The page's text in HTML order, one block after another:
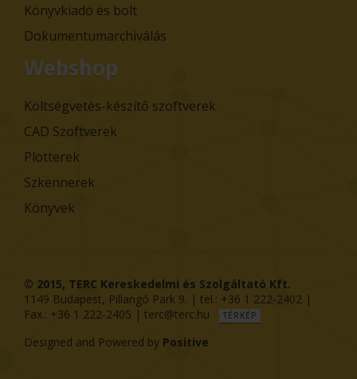
Könyvkiadó és bolt
Dokumentumarchiválás
Webshop
Költségvetés-készítő szoftverek
CAD Szoftverek
Plotterek
Szkennerek
Könyvek
© 2015, TERC Kereskedelmi és Szolgáltató Kft.
1149 Budapest, Pillangó Park 9. | tel.: +36 1 222-2402 |
Fax.: +36 1 222-2405 | terc@terc.hu TÉRKÉP
Designed and Powered by Positive